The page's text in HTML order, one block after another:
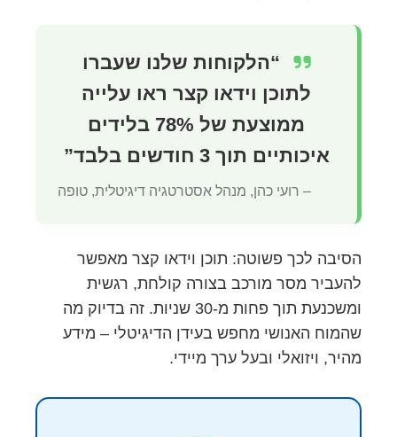
“הלקוחות שלנו שעברו
לתוכן וידאו קצר ראו עלייה
ממוצעת של 78% בלידים
איכותיים תוך 3 חודשים בלבד”
– רועי כהן, מנהל אסטרטגיה דיגיטלית, טופה
הסיבה לכך פשוטה: תוכן וידאו קצר מאפשר
להעביר מסר מורכב בצורה קולחת, רגשית
ומשכנעת תוך פחות מ-30 שניות. זה בדיוק מה
שהמוח האנושי מחפש בעידן הדיגיטלי – מידע
מהיר, ויזואלי ובעל ערך מיידי.